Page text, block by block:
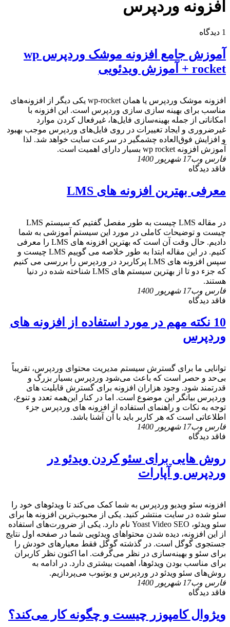
افزونه وردپرس
1 دیدگاه
آموزش جامع افزونه موشک وردپرس wp
rocket + آموزش ویدئویی
افزونه موشک وردپرس یا همان wp-rocket یکی دیگر از افزونه‌های
مناسب برای بهینه سازی سازی وردپرس است. این افزونه با
امکاناتی از جمله بهینه‌سازی فایل‌ها، غیرفعال کردن موارد
غیرضروری و ایجاد تغییرات در روی فایل‌های وردپرس موجب بهبود
و افزایش فوق‌العاده چشمگیر در سرعت سایت خواهد شد. لذا
آموزش افزونه wp rocket بسیار دارای اهمیت است.
فارس وب17 شهریور 1400
فاقد دیدگاه
معرفی بهترین افزونه های LMS
در مقاله LMS چیست به طور مفصل گفتیم که سیستم LMS
چیست و توضیحات کاملی در مورد این سیستم آموزشی به شما
دادیم. حال وقت آن است که بهترین افزونه های LMS را معرفی
کنیم. در این مقاله ابتدا به طور خلاصه می گوییم LMS چیست و
سپس افزونه های LMS پرکاربرد در وردپرس را بررسی می کنیم
که جزء دو تا از بهترین سیستم های LMS شناخته شده در دنیا
هستند.
فارس وب17 شهریور 1400
فاقد دیدگاه
10 نکته مهم در مورد استفاده از افزونه های
وردپرس
توانایی ما برای گسترش سیستم مدیریت محتوای وردپرس، تقریباً
بی‌حد و حصر است که باعث می‌شود وردپرس بسیار بزرگ و
قدرتمند شود. وجود هزاران افزونه برای گسترش قابلیت های
وردپرس بیانگر این موضوع است. اما در کنار این‌همه تعدد و تنوع،
توجه به نکات و راهنمای استفاده از افزونه های وردپرس جزء
اطلاعاتی است که هر کاربر باید با آن آشنا باشد.
فارس وب17 شهریور 1400
فاقد دیدگاه
روش هایی برای سئو کردن ویدئو در
وردپرس و آپارات
افزونه سئو ویدیو وردپرس به شما کمک می‌کند تا ویدئوهای خود را
سئو شده در سایت منتشر کنید. یکی از محبوب‌ترین افزونه ها برای
سئو ویدئو، Yoast Video SEO نام دارد. یکی از ضرورت‌های استفاده
از این افزونه، دیده شدن محتواهای ویدئویی شما در صفحه اول نتایج
جستجوی گوگل است. در گذشته گوگل فقط معیارهای خودش را
برای سئو و بهینه‌سازی در نظر می‌گرفت. اما اکنون نظر کاربران
برای مناسب بودن ویدئوها، اهمیت بیشتری دارد. در ادامه به
روش‌های سئو ویدئو در وردپرس و یوتیوب می‌پردازیم.
فارس وب17 شهریور 1400
فاقد دیدگاه
ویژوال کامپوزر چیست و چگونه کار می‌کند؟